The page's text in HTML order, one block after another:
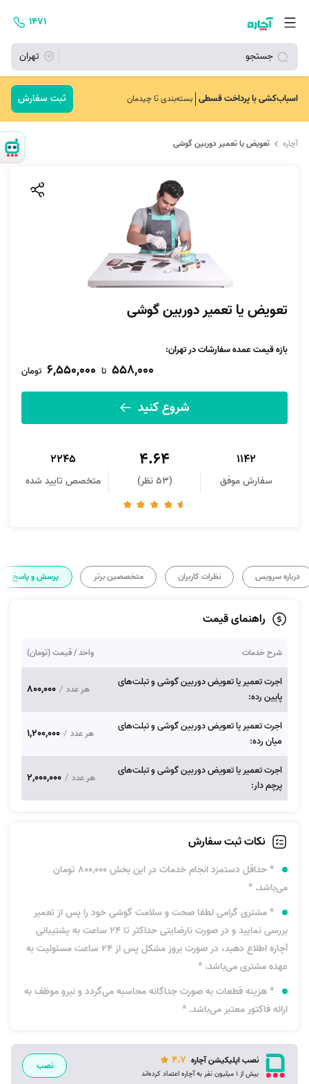
جستجو تهران
۱۴۷۱
اسباب‌کشی با پرداخت قسطی بسته‌بندی تا چیدمان ثبت سفارش
آچاره تعویض یا تعمیر دوربین گوشی
تعویض یا تعمیر دوربین گوشی
بازه قیمت عمده سفارشات در تهران:
558,000 تا 6,550,000 تومان
شروع کنید
1142
سفارش موفق
4.64
(53 نظر)
2245
متخصص تایید شده
درباره سرویس نظرات کاربران متخصصین برتر پرسش و پاسخ
راهنمای قیمت
شرح خدمات واحد / قیمت (تومان)
اجرت تعمیر یا تعویض دوربین گوشی‌ و تبلت‌های
پایین رده:
هر عدد /
800,000
اجرت تعمیر یا تعویض دوربین گوشی‌ و تبلت‌های
میان رده:
هر عدد /
1,200,000
اجرت تعمیر یا تعویض دوربین گوشی‌ و تبلت‌های
پرچم دار:
هر عدد /
2,000,000
نکات ثبت سفارش
* حداقل دستمزد انجام خدمات در این بخش 800,000 تومان
می‌باشد. *
* مشتری گرامی لطفا صحت و سلامت گوشی خود را پس از تعمیر
بررسی نمایید و در صورت نارضایتی حداکثر تا 24 ساعت به پشتیبانی
آچاره اطلاع دهید، در صورت بروز مشکل پس از 24 ساعت مسئولیت به
عهده مشتری می‌باشد. *
* هزینه قطعات به‌ صورت جداگانه محاسبه می‌گردد و نیرو موظف به
ارائه فاکتور معتبر می‌باشد. *
نصب اپلیکیشن آچاره 4.7
بیش از 1 میلیون نفر به آچاره اعتماد کرده‌اند
نصب